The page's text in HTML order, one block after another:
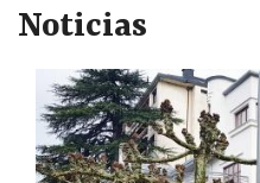
Noticias